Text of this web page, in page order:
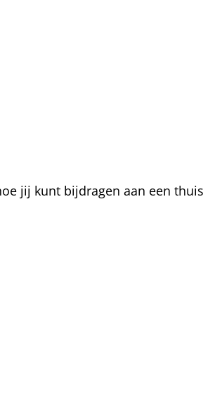
jij kunt bijdragen aan een thuis